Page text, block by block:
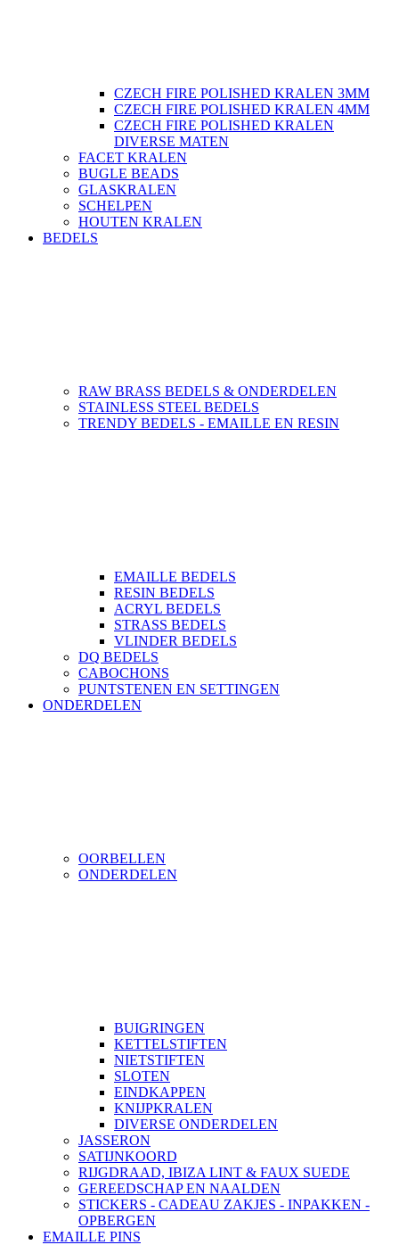
CZECH FIRE POLISHED KRALEN 3MM
CZECH FIRE POLISHED KRALEN 4MM
CZECH FIRE POLISHED KRALEN
DIVERSE MATEN
FACET KRALEN
BUGLE BEADS
GLASKRALEN
SCHELPEN
HOUTEN KRALEN
BEDELS
RAW BRASS BEDELS & ONDERDELEN
STAINLESS STEEL BEDELS
TRENDY BEDELS - EMAILLE EN RESIN
EMAILLE BEDELS
RESIN BEDELS
ACRYL BEDELS
STRASS BEDELS
VLINDER BEDELS
DQ BEDELS
CABOCHONS
PUNTSTENEN EN SETTINGEN
ONDERDELEN
OORBELLEN
ONDERDELEN
BUIGRINGEN
KETTELSTIFTEN
NIETSTIFTEN
SLOTEN
EINDKAPPEN
KNIJPKRALEN
DIVERSE ONDERDELEN
JASSERON
SATIJNKOORD
RIJGDRAAD, IBIZA LINT & FAUX SUEDE
GEREEDSCHAP EN NAALDEN
STICKERS - CADEAU ZAKJES - INPAKKEN -
OPBERGEN
EMAILLE PINS